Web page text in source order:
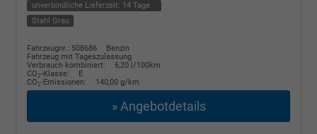
unverbindliche Lieferzeit: 14 Tage
Stahl Grau
Fahrzeugnr.: 508686
Benzin
Fahrzeug mit Tageszulassung
Verbrauch kombiniert:
6,20 l/100km
CO2-Klasse:
E
CO2-Emissionen: 140,00 g/km
» Angebotdetails